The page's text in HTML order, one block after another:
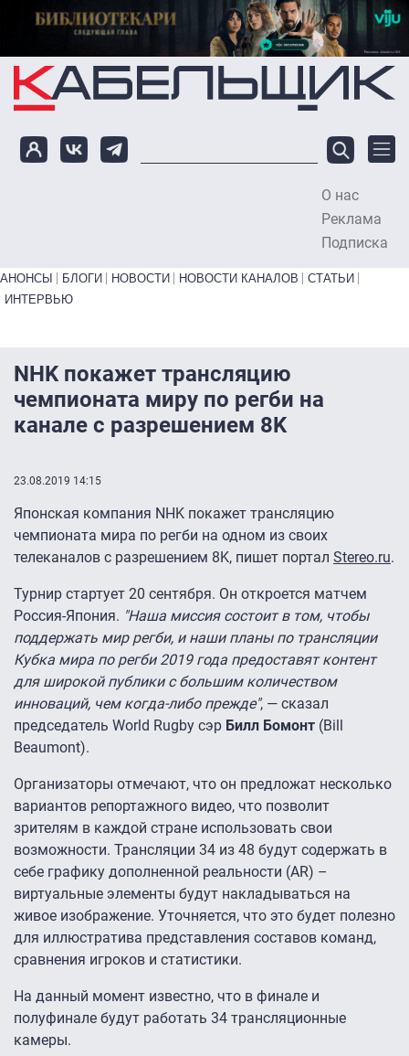
Перейти к основному содержанию
О нас
Реклама
Подписка
Primary links bottom
АНОНСЫ БЛОГИ НОВОСТИ НОВОСТИ КАНАЛОВ
СТАТЬИ
ИНТЕРВЬЮ
NHK покажет трансляцию
чемпионата миру по регби на
канале с разрешением 8K
23.08.2019 14:15
Японская компания NHK покажет трансляцию
чемпионата мира по регби на одном из своих
телеканалов с разрешением 8K, пишет портал Stereo.ru.
Турнир стартует 20 сентября. Он откроется матчем
Россия-Япония. "Наша миссия состоит в том, чтобы
поддержать мир регби, и наши планы по трансляции
Кубка мира по регби 2019 года предоставят контент
для широкой публики с большим количеством
инноваций, чем когда-либо прежде", — сказал
председатель World Rugby сэр Билл Бомонт (Bill
Beaumont).
Организаторы отмечают, что он предложат несколько
вариантов репортажного видео, что позволит
зрителям в каждой стране использовать свои
возможности. Трансляции 34 из 48 будут содержать в
себе графику дополненной реальности (AR) –
виртуальные элементы будут накладываться на
живое изображение. Уточняется, что это будет полезно
для иллюстратива представления составов команд,
сравнения игроков и статистики.
На данный момент известно, что в финале и
полуфинале будут работать 34 трансляционные
камеры.